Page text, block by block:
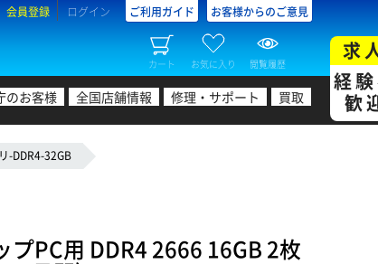
会員登録 ログイン ご利用ガイド お客様からのご意見
カート お気に入り 閲覧履歴
のお客様 全国店舗情報 修理・サポート 買取
求
経
歓
-DDR4-32GB
プPC用 DDR4 2666 16GB 2枚